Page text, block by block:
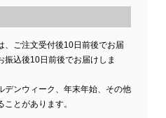
、ご注文受付後10日前後でお届
振込後10日前後でお届けしま
デンウィーク、年末年始、その他
とがあります。